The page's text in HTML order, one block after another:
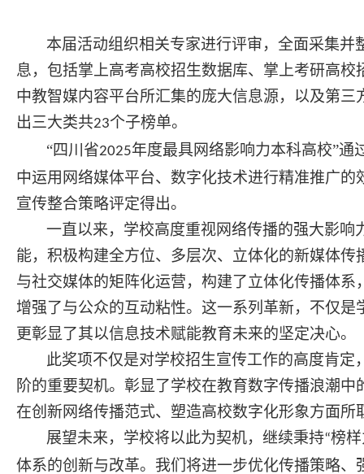
本届活动组织相关专家进行评审，全面采集并
息，包括掌上高考高校招生数据库、掌上考研高
中教智媒内容平台所汇集的庞大信息源，以及第
出三大类共23个子榜单。
“四川省2025年度最具网络影响力本科高校”通
中运用网络媒体平台、数字化技术进行精准推广
宣传整合策略评定得出。
一直以来， 学校高度重视网络传播的强大影响
能，积极构建全方位、多层次、 立体化的新媒体传
与社交媒体的矩阵化运营，构建了立体化传播体
增强了与公众的互动粘性。这一系列革新，不仅是
更彰显了其以信息技术赋能教育未来的坚定决心。
此奖项不仅是对学校招生宣传工作的高度肯定
阶的重要契机。 彰显了学校在教育数字传播浪潮中
在创新网络传播范式、塑造高校数字化形象方面所
展望未来，学校将以此为契机， 继续秉持“榜
体系的创新与改革。 我们将进一步优化传播策略、